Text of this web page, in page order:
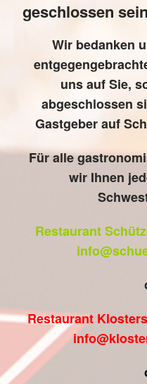
geschlossen
Wir bedanken
uns auf Sie,
abgeschlossen
Gastgeber auf
Für alle
wir Ihnen
Restaurant
Restaurant